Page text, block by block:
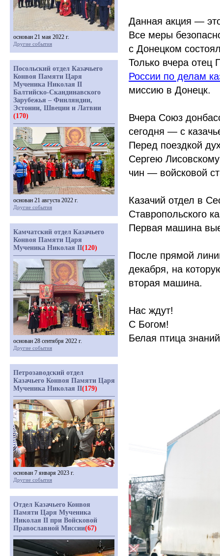
Данная акция —
Все меры
с Донецком
Только вчера отец
России по делам
миссию в Донецк.
Вчера Союз
сегодня — с
Перед поездкой
Сергею
чин — войсковой
Казачий отдел в
Ставропольского
Первая машина
После прямой
декабря, на
вторая машина.
Нас ждут!
С Богом!
Белая птица
основан 21 мая 2022 г.
Другие события
Посольский отдел Казачьего
Конвоя Памяти Царя
Мученика Николая II
Балтийско-Скандинавского
Зарубежья – Финляндии,
Эстонии, Швеции и Латвии
(170)
основан 21 августа 2022 г.
Другие события
Камчатский отдел Казачьего
Конвоя Памяти Царя
Мученика Николая II(120)
основан 28 сентября 2022 г.
Другие события
Петрозаводский отдел
Казачьего Конвоя Памяти Царя
Мученика Николая II(179)
основан 7 января 2023 г.
Другие события
Отдел Казачьего Конвоя
Памяти Царя Мученика
Николая II при Войсковой
Православной Миссии(67)